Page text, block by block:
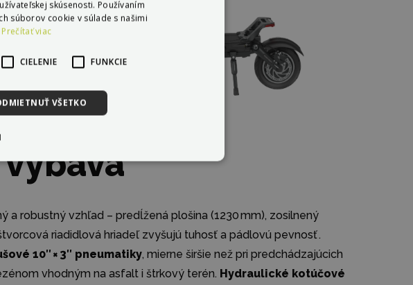
a robustný vzhľad – predĺžená plošina (1230 mm), zosilnený
riadidlová hriadeľ zvyšujú tuhosť a pádlovú pevnosť .
10″ × 3″ pneumatiky, mierne širšie než pri predchádzajúcich
vhodným na asfalt i štrkový terén. Hydraulické kotúčové
skúsenosti. Používaním
súborov cookie v súlade s našimi
Prečítať viac
CIELENIE FUNKCIE
VŠETKO